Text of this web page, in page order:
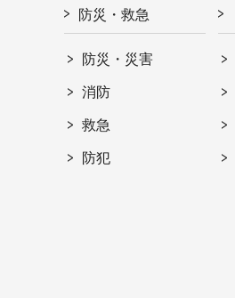
防災・救急
防災・災害
消防
救急
防犯